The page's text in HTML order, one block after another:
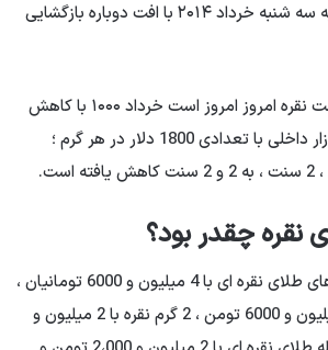
جایزه نقره این سه شنبه سه شنبه خرداد ۲۰۱۴ با افت دوباره بازگشایی
طبق اخبار تجاری ، قیمت نقره امروز امروز است خرداد ۱۰۰۰ با کاهش
بازار داخلی با کاهش بازار داخلی با تعدادی 1800 دلار در هر گرم ؛
نقره چقدر بود؟
قیمت هر اونس میله های طلای نقره ای با 4 میلیون و 6000 تومانیان ،
2 گرم میله نقره با 2 میلیون و 6000 تومن ، 2 گرم نقره با 2 میلیون و